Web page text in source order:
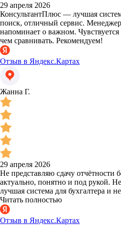
29 апреля 2026
КонсультантПлюс — лучшая
поиск, отличный сервис. Менеджер
напоминает о важном. Чувствуется
чем сравнивать. Рекомендуем!
Отзыв в Яндекс.Картах
Жанна Г.
29 апреля 2026
Не представляю сдачу отчётности
актуально, понятно и под рукой.
лучшая система для бухгалтера и
Читать полностью
Отзыв в Яндекс.Картах